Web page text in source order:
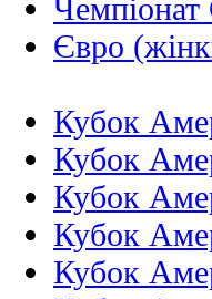
Чемпіонат
Євро
Кубок
Кубок
Кубок
Кубок
Кубок